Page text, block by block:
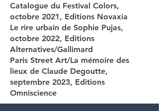
Catalogue du Festival Colors,
octobre 2021, Editions Novaxia
Le rire urbain de Sophie Pujas,
octobre 2022, Editions
Alternatives/Gallimard
Paris Street Art/La mémoire des
lieux de Claude Degoutte,
septembre 2023, Editions
Omniscience